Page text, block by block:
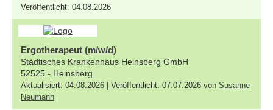
Veröffentlicht: 04.08.2026
Ergotherapeut (m/w/d)
Städtisches Krankenhaus Heinsberg GmbH
52525 - Heinsberg
Aktualisiert: 04.08.2026 | Veröffentlicht: 07.07.2026 von Susanne
Neumann